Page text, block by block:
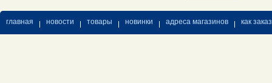
главная новости товары новинки адреса магазинов как